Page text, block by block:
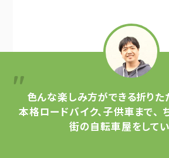
色んな楽しみ方ができる折りた
本格ロードバイク、子供車まで、
街の自転車屋をしてい